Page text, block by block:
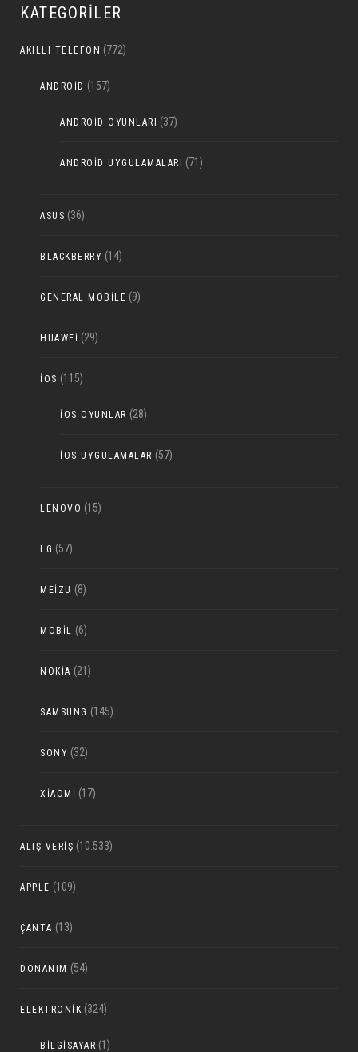
KATEGORILER
AKILLI TELEFON (772)
ANDROID (157)
ANDROID OYUNLARI (37)
ANDROID UYGULAMALARI (71)
ASUS (36)
BLACKBERRY (14)
GENERAL MOBILE (9)
HUAWEI (29)
IOS (115)
IOS OYUNLAR (28)
IOS UYGULAMALAR (57)
LENOVO (15)
LG (57)
MEIZU (8)
MOBIL (6)
NOKIA (21)
SAMSUNG (145)
SONY (32)
XIAOMI (17)
ALIŞ-VERIŞ (10.533)
APPLE (109)
ÇANTA (13)
DONANIM (54)
ELEKTRONIK (324)
BILGISAYAR (1)